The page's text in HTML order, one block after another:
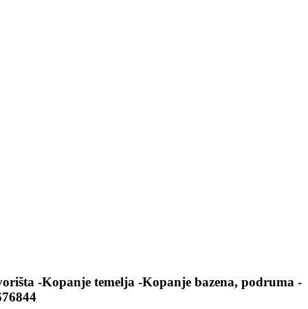
-Kopanje temelja -Kopanje bazena, podruma -